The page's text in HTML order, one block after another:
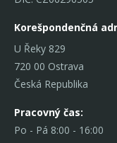
Korešpondenčná
U Řeky 829
720 00 Ostrava
Česká Republika
Pracovný čas:
Po - Pá 8:00 - 16:00